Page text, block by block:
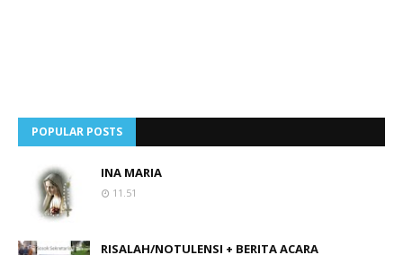
POPULAR POSTS
INA MARIA
11.51
RISALAH/NOTULENSI + BERITA ACARA